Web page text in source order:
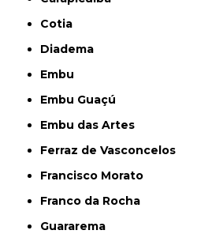
Cotia
Diadema
Embu
Embu Guaçú
Embu das Artes
Ferraz de Vasconcelos
Francisco Morato
Franco da Rocha
Guararema